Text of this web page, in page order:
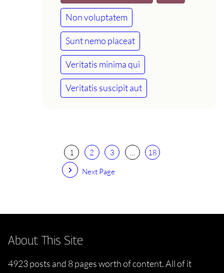
Non voluptatem
Sunt nemo placeat
Veritatis minima qui
Veritatis suscipit aut
1 2 3 …
18
Next Page
About This Site
4923 posts and 8 pages worth of content. All of it